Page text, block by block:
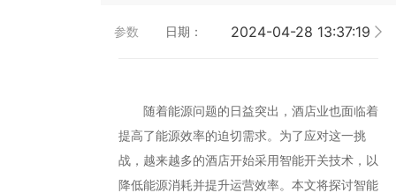
大板系列智能开关
精雕系列智能开关
70款的智能开关
参数 日期： 2024-04-28 13:37:19
随着能源问题的日益突出，酒店业也面临着
提高了能源效率的迫切需求。为了应对这一挑
战，越来越多的酒店开始采用智能开关技术，以
降低能源消耗并提升运营效率。本文将探讨智能